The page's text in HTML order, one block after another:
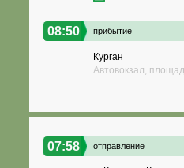
08:50 прибытие
Курган
Автовокзал,
07:58 отправление